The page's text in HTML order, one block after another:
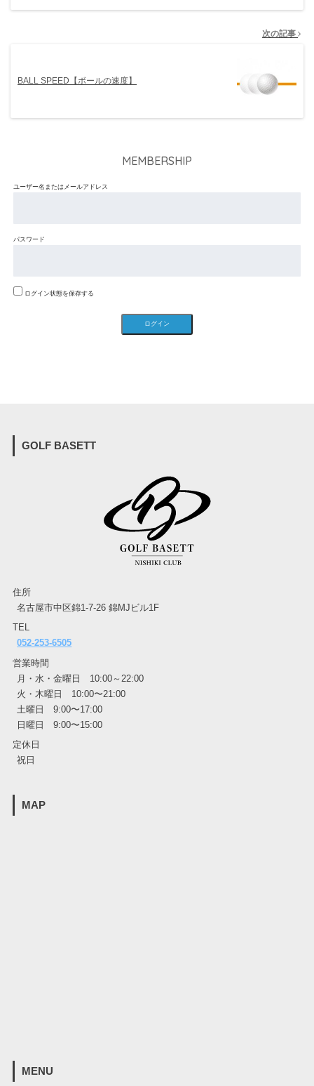
次の記事
BALL SPEED【ボールの速度】
MEMBERSHIP
ユーザー名またはメールアドレス
パスワード
ログイン状態を保存する
GOLF BASETT
住所
名古屋市中区錦1-7-26 錦MJビル1F
TEL
052-253-6505
営業時間
月・水・金曜日 10:00～22:00
火・木曜日 10:00〜21:00
土曜日 9:00〜17:00
日曜日 9:00〜15:00
定休日
祝日
MAP
MENU